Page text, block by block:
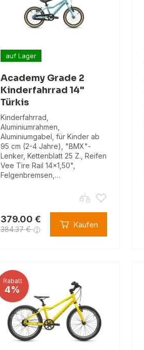
auf Lager
Academy Grade 2
Kinderfahrrad 14"
Türkis
Kinderfahrrad,
Aluminiumrahmen,
Aluminiumgabel, für Kinder ab
95 cm (2-4 Jahre), "BMX"-
Lenker, Kettenblatt 25 Z., Reifen
Vee Tire Rail 14x1,50",
Felgenbremsen,…
379.00 €
384.37 € Kaufen
Rabatt
4%